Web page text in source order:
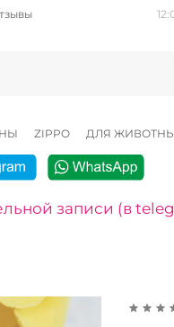
ZIPPO ДЛЯ
записи (в